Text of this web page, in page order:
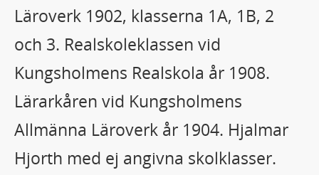
Läroverk 1902, klasserna 1A, 1B, 2
och 3. Realskoleklassen vid
Kungsholmens Realskola år 1908.
Lärarkåren vid Kungsholmens
Allmänna Läroverk år 1904. Hjalmar
Hjorth med ej angivna skolklasser.